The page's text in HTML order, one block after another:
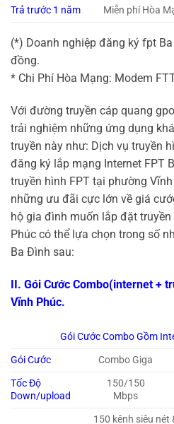
Trả trước 1 năm Miễn phí Hòa
(*) Doanh nghiệp đăng ký fpt
đồng.
* Chi Phí Hòa Mạng: Modem
Với đường truyền cáp quang
trải nghiệm những ứng dụng
truyền này như: Dịch vụ truyền
đăng ký lắp mạng Internet FPT
truyền hình FPT tại phường
những ưu đãi cực lớn về giá
hộ gia đình muốn lắp đặt
Phúc có thể lựa chọn trong số
Ba Đình sau:
II. Gói Cước Combo(internet +
Vĩnh Phúc.
Gói Cước Combo Gồm
Gói Cước
Combo Giga
Tốc Độ
Down/upload
150/150
Mbps
150 kênh siêu nét